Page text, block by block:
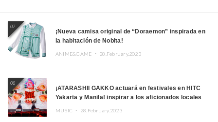
07
¡Nueva camisa original de “Doraemon” inspirada en
la habitación de Nobita!
ANIME&GAME ・ 28.February.2023
08
¡ATARASHII GAKKO actuará en festivales en HITC
Yakarta y Manila! inspirar a los aficionados locales
MUSIC ・ 28.February.2023